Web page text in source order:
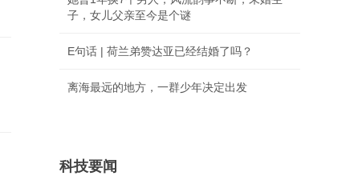
子，女儿父亲至今是个谜
E句话 | 荷兰弟赞达亚已经结婚了吗？
离海最远的地方，一群少年决定出发
科技要闻